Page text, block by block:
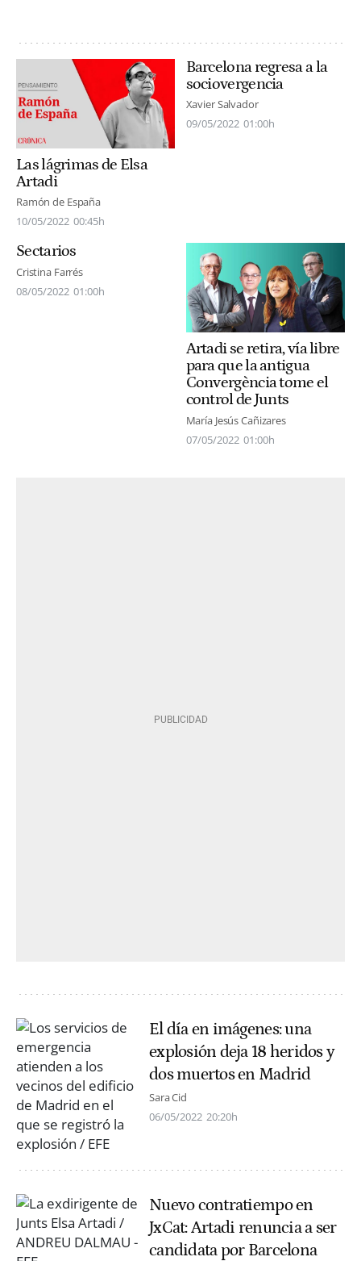
Las lágrimas de Elsa
Artadi
Ramón de España
10/05/2022 00:45h
Barcelona regresa a la
sociovergencia
Xavier Salvador
09/05/2022 01:00h
Sectarios
Cristina Farrés
08/05/2022 01:00h
Artadi se retira, vía libre
para que la antigua
Convergència tome el
control de Junts
María Jesús Cañizares
07/05/2022 01:00h
El día en imágenes: una
explosión deja 18 heridos y
dos muertos en Madrid
Sara Cid
06/05/2022 20:20h
Nuevo contratiempo en
JxCat: Artadi renuncia a ser
candidata por Barcelona